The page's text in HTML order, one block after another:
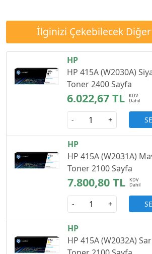
İlginizi Çekebilecek
HP
HP 415A (W2030A)
Toner 2400 Sayfa
6.022,67 TL
- +
HP
HP 415A (W2031A)
Toner 2100 Sayfa
7.800,80 TL
- +
HP
HP 415A (W2032A)